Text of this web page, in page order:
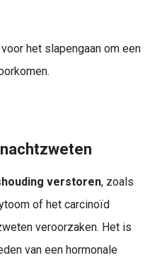
het slapengaan om een
verstoren, zoals
of het carcinoïd
veroorzaken. Het is
van een hormonale